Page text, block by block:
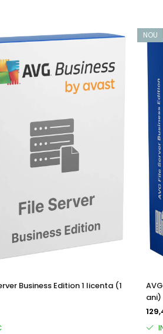
din folderele protejate de
coduri malițioase și amenințări
pentru afaceri sunt protejate
la stoparea exploatărilor RDP
dvs. Firewall-ul monitorizează
neautorizate.
de conectare și datele de
Windows ale angajaților dvs. fără
Business Edition 1 licenta (1
NOU
ani)